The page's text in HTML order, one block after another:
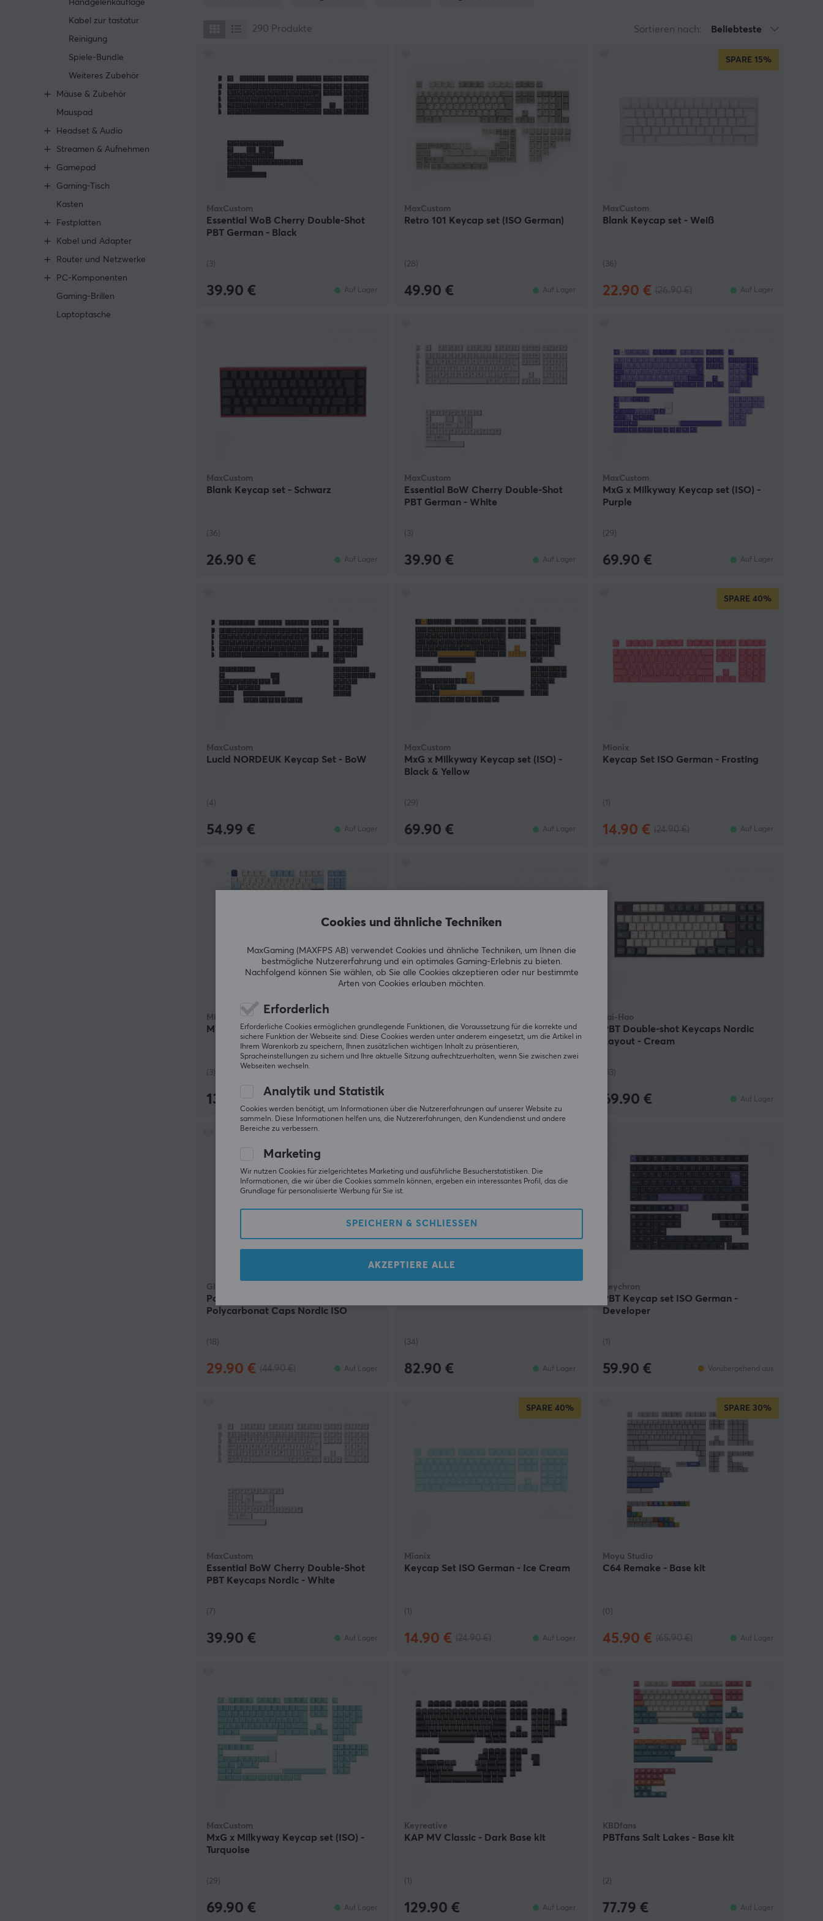
Handgelenkauflage
Kabel zur tastatur
Reinigung
Spiele-Bundle
Weiteres Zubehör
Mäuse & Zubehör
Mauspad
Headset & Audio
Streamen & Aufnehmen
Gamepad
Gaming-Tisch
Kasten
Festplatten
Kabel und Adapter
Router und Netzwerke
PC-Komponenten
Gaming-Brillen
Laptoptasche
wir eine Reihe an Zubehör, das mit Tastaturen kombiniert werden kann, wie O-Ringe, Schmierstoffe und Aufrüstsätze für
mechanische Keyboards.
Wir bei MaxGaming können auch Tastenkappen-Kits empfehlen, die für mechanische Tastaturen passen und in vielen
verschiedenen Designs und Farben angeboten werden. Sie sind ebenfalls kompatibel mit verschiedenen Schaltern, wie Cherry,
Khalil und Gateron. Viele unserer Tastenkappen haben ein nordisches Layout, das dir vielleicht geläufig ist, aber wir haben auch
universelle Tastenkappen-Sets, die zu allen Layouts passen. Wenn du Hilfe brauchst, um die richtigen Tastenkappen für deine
Tastatur auszuwählen, sind wir bei MaxGaming ganz Ohr. Wir möchten, dass du mit unseren Tastenkappen deine Persönlichkeit
290 Produkte Sortieren nach: Beliebteste
MaxCustom
Essential WoB Cherry Double-Shot
PBT German - Black
(3)
39.90 € Auf Lager
MaxCustom
Retro 101 Keycap set (ISO German)
(28)
49.90 € Auf Lager
SPARE 15%
MaxCustom
Blank Keycap set - Weiß
(36)
22.90 € Auf Lager
MaxCustom
Blank Keycap set - Schwarz
(36)
26.90 € Auf Lager
MaxCustom
Essential BoW Cherry Double-Shot
PBT German - White
(3)
39.90 € Auf Lager
MaxCustom
MxG x Milkyway Keycap set (ISO) -
Purple
(29)
69.90 € Auf Lager
MaxCustom
Lucid NORDEUK Keycap Set - BoW
(4)
54.99 € Auf Lager
MaxCustom
MxG x Milkyway Keycap set (ISO) -
Black & Yellow
(29)
69.90 € Auf Lager
SPARE 40%
Mionix
Keycap Set ISO German - Frosting
(1)
14.90 € Auf Lager
Milkyway
MW Sogurt R2 + International Kit
(3)
137.90 €
KAP MV Classic - Light Base kit
Tai-Hao
PBT Double-shot Keycaps Nordic
Layout - Cream
(33)
69.90 € Auf Lager
Glorious
Polychroma V2 RGB Keycaps - 131
Polycarbonat Caps Nordic ISO
(18)
29.90 € Auf Lager
(34)
82.90 € Auf Lager
Keychron
PBT Keycap set ISO German -
Developer
(1)
59.90 € Vorübergehend aus
MaxCustom
Essential BoW Cherry Double-Shot
PBT Keycaps Nordic - White
(7)
39.90 € Auf Lager
SPARE 40%
Mionix
Keycap Set ISO German - Ice Cream
(1)
14.90 € Auf Lager
SPARE 30%
Moyu Studio
C64 Remake - Base kit
(0)
45.90 € Auf Lager
MaxCustom
MxG x Milkyway Keycap set (ISO) -
Turquoise
(29)
69.90 € Auf Lager
Keyreative
KAP MV Classic - Dark Base kit
(1)
129.90 € Auf Lager
KBDfans
PBTfans Salt Lakes - Base kit
(2)
77.79 € Auf Lager
Cookies und ähnliche Techniken
MaxGaming (MAXFPS AB) verwendet Cookies und ähnliche Techniken, um Ihnen die
bestmögliche Nutzererfahrung und ein optimales Gaming-Erlebnis zu bieten.
Nachfolgend können Sie wählen, ob Sie alle Cookies akzeptieren oder nur bestimmte
Arten von Cookies erlauben möchten.
Erforderlich
Erforderliche Cookies ermöglichen grundlegende Funktionen, die Voraussetzung für die korrekte und
sichere Funktion der Webseite sind. Diese Cookies werden unter anderem eingesetzt, um die Artikel in
Ihrem Warenkorb zu speichern, Ihnen zusätzlichen wichtigen Inhalt zu präsentieren,
Spracheinstellungen zu sichern und Ihre aktuelle Sitzung aufrechtzuerhalten, wenn Sie zwischen zwei
Webseiten wechseln.
Analytik und Statistik
Cookies werden benötigt, um Informationen über die Nutzererfahrungen auf unserer Website zu
sammeln. Diese Informationen helfen uns, die Nutzererfahrungen, den Kundendienst und andere
Bereiche zu verbessern.
Marketing
Wir nutzen Cookies für zielgerichtetes Marketing und ausführliche Besucherstatistiken. Die
Informationen, die wir über die Cookies sammeln können, ergeben ein interessantes Profil, das die
Grundlage für personalisierte Werbung für Sie ist.
SPEICHERN & SCHLIESSEN
AKZEPTIERE ALLE